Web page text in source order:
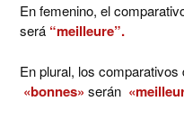
En femenino, el
será “meilleure”.
En plural, los
«bonnes» serán